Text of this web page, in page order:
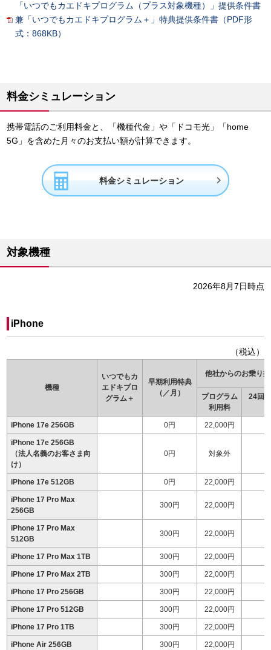
「いつでもカエドキプログラム（プラス対象機種）」提供条件書
兼「いつでもカエドキプログラム＋」特典提供条件書（PDF形
式：868KB）
料金シミュレーション
携帯電話のご利用料金と、「機種代金」や「ドコモ光」「home
5G」を含めた月々のお支払い額が計算できます。
料金シミュレーション 
対象機種
2026年8月7日時点
iPhone
（税込）
機種
いつでもカ
エドキプロ
グラム＋
早期利用特典
（／月）
他社からのお乗り
プログラム
利用料
24回
iPhone 17e 256GB 0円 22,000円
iPhone 17e 256GB
（法人名義のお客さま向
け）
0円 対象外
iPhone 17e 512GB 0円 22,000円
iPhone 17 Pro Max
256GB
300円 22,000円
iPhone 17 Pro Max
512GB
300円 22,000円
iPhone 17 Pro Max 1TB 300円 22,000円
iPhone 17 Pro Max 2TB 300円 22,000円
iPhone 17 Pro 256GB 300円 22,000円
iPhone 17 Pro 512GB 300円 22,000円
iPhone 17 Pro 1TB 300円 22,000円
iPhone Air 256GB 300円 22,000円